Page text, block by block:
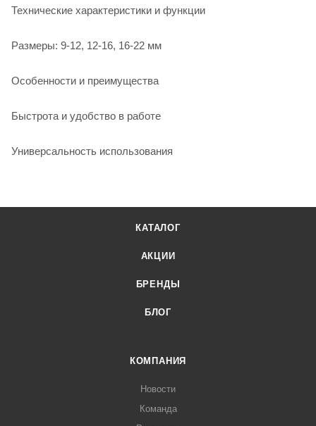
Технические характеристики и функции
Размеры: 9-12, 12-16, 16-22 мм
Особенности и преимущества
Быстрота и удобство в работе
Универсальность использования
КАТАЛОГ
АКЦИИ
БРЕНДЫ
БЛОГ
КОМПАНИЯ
Новости
Команда